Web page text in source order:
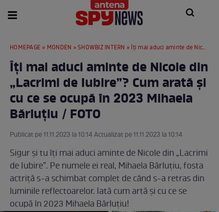
HOMEPAGE » MONDEN »SHOWBIZ INTERN » Îți mai aduci aminte de Nicole din „Lacrimi de Iubire”? Cum arată și cu ce se ocupă în 2023 Mihaela Bărluțiu / FOTO
Îți mai aduci aminte de Nicole din
„Lacrimi de Iubire”? Cum arată și
cu ce se ocupă în 2023 Mihaela
Bărluțiu / FOTO
Publicat pe 11.11.2023 la 10:14 Actualizat pe 11.11.2023 la 10:14
Sigur și tu îți mai aduci aminte de Nicole din „Lacrimi
de Iubire”. Pe numele ei real, Mihaela Bărluțiu, fosta
actriță s-a schimbat complet de când s-a retras din
luminile reflectoarelor. Iată cum artă și cu ce se
ocupă în 2023 Mihaela Bărluțiu!